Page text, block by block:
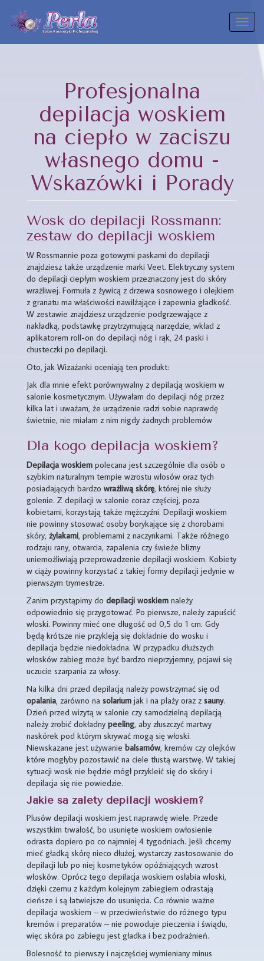
Profesjonalna
depilacja woskiem
na ciepło w zaciszu
własnego domu -
Wskazówki i Porady
Wosk do depilacji Rossmann:
zestaw do depilacji woskiem
W Rossmannie poza gotowymi paskami do depilacji
znajdziesz także urządzenie marki Veet. Elektryczny system
do depilacji ciepłym woskiem przeznaczony jest do skóry
wrażliwej. Formuła z żywicą z drzewa sosnowego i olejkiem
z granatu ma właściwości nawilżające i zapewnia gładkość.
W zestawie znajdziesz urządzenie podgrzewające z
nakładką, podstawkę przytrzymującą narzędzie, wkład z
aplikatorem roll-on do depilacji nóg i rąk, 24 paski i
chusteczki po depilacji.
Oto, jak Wizażanki oceniają ten produkt:
Jak dla mnie efekt porównywalny z depilacją woskiem w
salonie kosmetycznym. Używałam do depilacji nóg przez
kilka lat i uważam, że urządzenie radzi sobie naprawdę
świetnie, nie miałam z nim nigdy żadnych problemów
Dla kogo depilacja woskiem?
Depilacja woskiem polecana jest szczególnie dla osób o
szybkim naturalnym tempie wzrostu włosów oraz tych
posiadających bardzo wrażliwą skórę, której nie służy
golenie. Z depilacji w salonie coraz częściej, poza
kobietami, korzystają także mężczyźni. Depilacji woskiem
nie powinny stosować osoby borykające się z chorobami
skóry, żylakami, problemami z naczynkami. Także różnego
rodzaju rany, otwarcia, zapalenia czy świeże blizny
uniemożliwiają przeprowadzenie depilacji woskiem. Kobiety
w ciąży powinny korzystać z takiej formy depilacji jedynie w
pierwszym trymestrze.
Zanim przystąpimy do depilacji woskiem należy
odpowiednio się przygotować. Po pierwsze, należy zapuścić
włoski. Powinny mieć one długość od 0,5 do 1 cm. Gdy
będą krótsze nie przykleją się dokładnie do wosku i
depilacja będzie niedokładna. W przypadku dłuższych
włosków zabieg może być bardzo nieprzyjemny, pojawi się
uczucie szarpania za włosy.
Na kilka dni przed depilacją należy powstrzymać się od
opalania, zarówno na solarium jak i na plaży oraz z sauny.
Dzień przed wizytą w salonie czy samodzielną depilacją
należy zrobić dokładny peeling, aby złuszczyć martwy
naskórek pod którym skrywać mogą się włoski.
Niewskazane jest używanie balsamów, kremów czy olejków
które mogłyby pozostawić na ciele tłustą warstwę. W takiej
sytuacji wosk nie będzie mógł przykleić się do skóry i
depilacja się nie powiedzie.
Jakie są zalety depilacji woskiem?
Plusów depilacji woskiem jest naprawdę wiele. Przede
wszystkim trwałość, bo usunięte woskiem owłosienie
odrasta dopiero po co najmniej 4 tygodniach. Jeśli chcemy
mieć gładką skórę nieco dłużej, wystarczy zastosowanie do
depilacji lub po niej kosmetyków opóźniających wzrost
włosków. Oprócz tego depilacja woskiem osłabia włoski,
dzięki czemu z każdym kolejnym zabiegiem odrastają
cieńsze i są łatwiejsze do usunięcia. Co równie ważne
depilacja woskiem – w przeciwieństwie do różnego typu
kremów i preparatów – nie powoduje pieczenia i świądu,
więc skóra po zabiegu jest gładka i bez podrażnień.
Bolesność to pierwszy i najczęściej wymieniany minus